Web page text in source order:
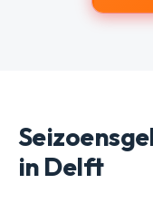
in Delft